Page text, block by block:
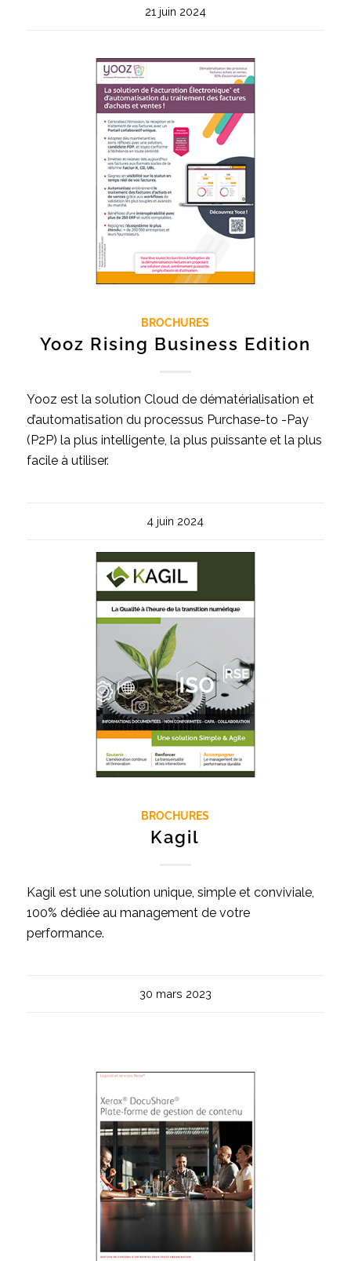
21 juin 2024
BROCHURES
Yooz Rising Business Edition
Yooz est la solution Cloud de dématérialisation et
d’automatisation du processus Purchase-to -Pay
(P2P) la plus intelligente, la plus puissante et la plus
facile à utiliser.
4 juin 2024
BROCHURES
Kagil
Kagil est une solution unique, simple et conviviale,
100% dédiée au management de votre
performance.
30 mars 2023